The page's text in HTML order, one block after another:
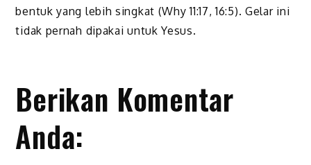
bentuk yang lebih singkat (Why 11:17, 16:5). Gelar ini
tidak pernah dipakai untuk Yesus.
Berikan Komentar
Anda: